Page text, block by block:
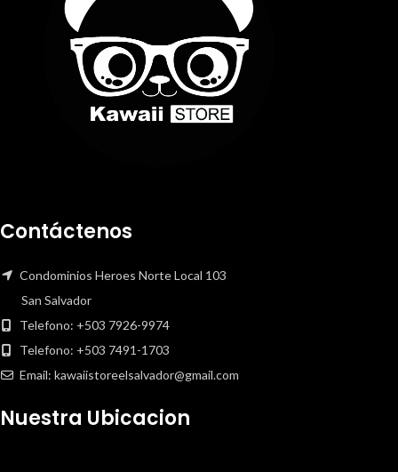
Contáctenos
Condominios Heroes Norte Local 103
San Salvador
Telefono: +503 7926-9974
Telefono: +503 7491-1703
Email: kawaiistoreelsalvador@gmail.com
Nuestra Ubicacion